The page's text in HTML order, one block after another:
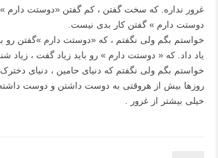
غرور نداره. که سخت گفتن ، کم گفتن «دوستت دارم
دوستت دارم » گفتن کار بدی نیست.
خواستم بگم ولی نگفتم ، که «دوستت دارم »گفتن رو
یاد داد. که « دوستت دارم » رو باید زیاد گفت ، زیاد
خواستم بگم ولی نگفتم که دنیای حامین ، دنیای
روزها بیش از هروقتی به دوست داشتن و دوست
خیلی بیشتر از غرور .